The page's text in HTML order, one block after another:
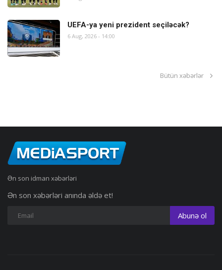
UEFA-ya yeni prezident seçiləcək?
6 Aug, 2026 - 14:00
Bütün xəbərlər
Ən son idman xəbərləri
Ən son xəbərləri anında əldə et!
Abunə ol